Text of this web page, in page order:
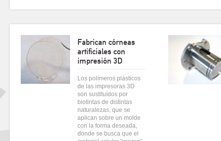
Fabrican córneas
artificiales con
impresión 3D
Los polímeros plásticos
de las impresoras 3D
son sustituídos por
biotintas de distintas
naturalezas, que se
aplican sobre un molde
con la forma deseada,
donde se busca que el